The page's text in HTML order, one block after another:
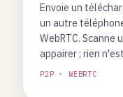
Envoie un
un autre
WebRTC. Scanne
appairer ; rien
P2P · WEBRTC